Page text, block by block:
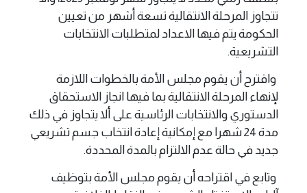
تتجاوز المرحلة الانتقالية تسعة أشهر من تعيين
الحكومة يتم فيها الاعداد لمتطلبات الانتخابات
التشريعية.
واقترح أن يقوم مجلس الأمة بالخطوات اللازمة
لإنهاء المرحلة الانتقالية بما فيها انجاز الاستحقاق
الدستوري والانتخابات الرئاسية على ألا يتجاوز في ذلك
مدة 24 شهرا مع إمكانية إعادة انتخاب جسم تشريعي
جديد في حالة عدم الالتزام بالمدة المحددة.
وتابع في اقتراحه أن يقوم مجلس الأمة بتوظيف